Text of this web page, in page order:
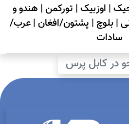
| اوزبیک| تورکمن| هندو و
| بلوچ | پشتون/افغان|عرب/
سادات
در کابل پرس